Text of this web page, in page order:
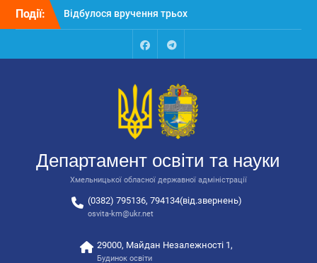
Перейти
Події:
Відбулося вручення трьох
автобусів для потреб
Відбулося засідання
освіти та науки обласної
державної адміністрації
Відбулась обласна
національно-патріотичне
виховання
FacebookTalegram
Департамент освіти та науки
Хмельницької обласної державної адміністрації
(0382) 795136, 794134(від.звернень)
osvita-km@ukr.net
29000, Майдан Незалежності 1,
Будинок освіти